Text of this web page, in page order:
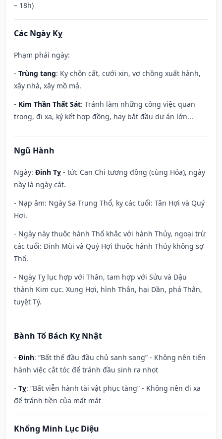
– 18h)
Các Ngày Kỵ
Phạm phải ngày:
- Trùng tang: Kỵ chôn cất, cưới xin, vợ chồng xuất hành,
xây nhà, xây mồ mả.
- Kim Thần Thất Sát: Tránh làm những công việc quan
trọng, đi xa, ký kết hợp đồng, hay bắt đầu dự án lớn...
Ngũ Hành
Ngày: Đinh Tỵ - tức Can Chi tương đồng (cùng Hỏa), ngày
này là ngày cát.
- Nạp âm: Ngày Sa Trung Thổ, kỵ các tuổi: Tân Hợi và Quý
Hợi.
- Ngày này thuộc hành Thổ khắc với hành Thủy, ngoại trừ
các tuổi: Đinh Mùi và Quý Hợi thuộc hành Thủy không sợ
Thổ.
- Ngày Tỵ lục hợp với Thân, tam hợp với Sửu và Dậu
thành Kim cục. Xung Hợi, hình Thân, hại Dần, phá Thân,
tuyệt Tý.
Bành Tổ Bách Kỵ Nhật
- Đinh: “Bất thế đầu đầu chủ sanh sang” - Không nên tiến
hành việc cắt tóc để tránh đầu sinh ra nhọt
- Tỵ: “Bất viễn hành tài vật phục tàng” - Không nên đi xa
để tránh tiền của mất mát
Khổng Minh Lục Diệu